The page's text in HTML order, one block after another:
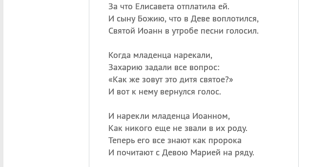
За что Елисавета отплатила ей.
И сыну Божию, что в Деве воплотился,
Святой Иоанн в утробе песни голосил.
Когда младенца нарекали,
Захарию задали все вопрос:
«Как же зовут это дитя святое?»
И вот к нему вернулся голос.
И нарекли младенца Иоанном,
Как никого еще не звали в их роду.
Теперь его все знают как пророка
И почитают с Девою Марией на ряду.